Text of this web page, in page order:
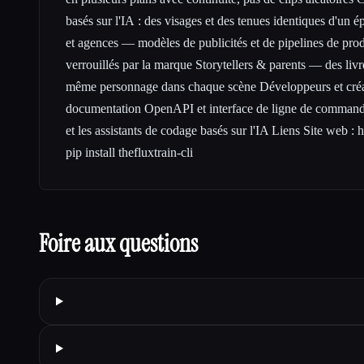
basés sur l'IA : des visages et des tenues identiques d'un
et agences — modèles de publicités et de pipelines de
verrouillés par la marque Storytellers & parents — des
même personnage dans chaque scène Développeurs et
documentation OpenAPI et interface de ligne de
et les assistants de codage basés sur l'IA Liens Site web :
pip install thefluxtrain-cli
Foire aux questions